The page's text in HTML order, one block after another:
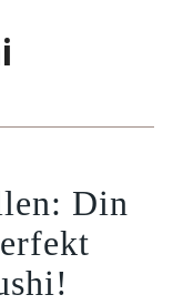
Din